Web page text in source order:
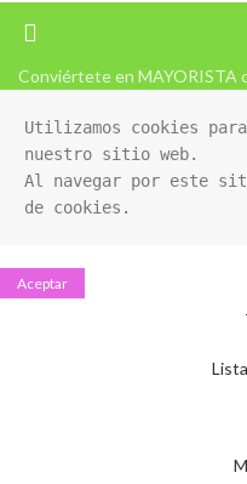
Conviértete en MAYORISTA
Utilizamos cookies
nuestro sitio web.
Al navegar por este
de cookies.
Aceptar